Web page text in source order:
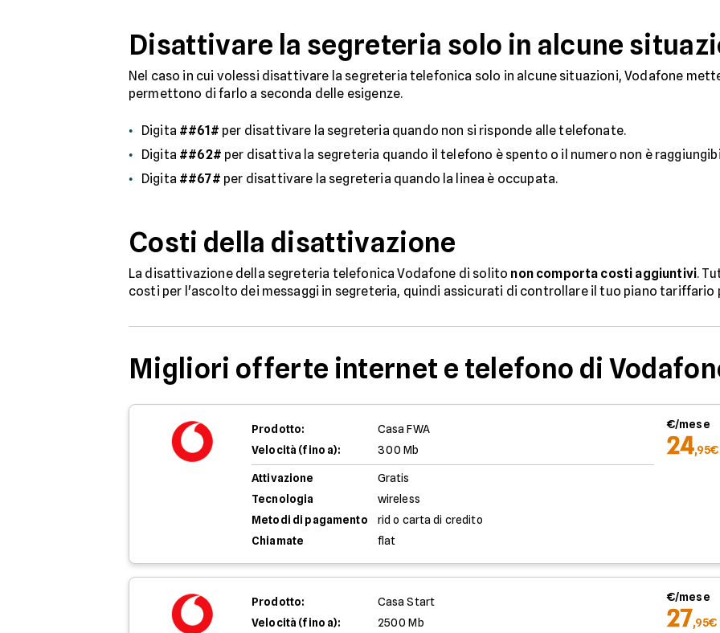
Disattivare la segreteria solo in alcune
Nel caso in cui volessi disattivare la segreteria telefonica solo in alcune situazioni, Vodafone
permettono di farlo a seconda delle esigenze.
Digita ##61# per disattivare la segreteria quando non si risponde alle telefonate.
Digita ##62# per disattiva la segreteria quando il telefono è spento o il numero non è
Digita ##67# per disattivare la segreteria quando la linea è occupata.
Costi della disattivazione
La disattivazione della segreteria telefonica Vodafone di solito non comporta costi aggiuntivi.
costi per l'ascolto dei messaggi in segreteria, quindi assicurati di controllare il tuo piano tariffario
Migliori offerte internet e telefono di
Prodotto:
Casa FWA
Velocità (fino a):
300 Mb
Attivazione
Gratis
Tecnologia
wireless
Metodi di pagamento
rid o carta di credito
Chiamate
flat
€/mese
24,95€
Prodotto:
Casa Start
Velocità (fino a):
2500 Mb
€/mese
27,95€